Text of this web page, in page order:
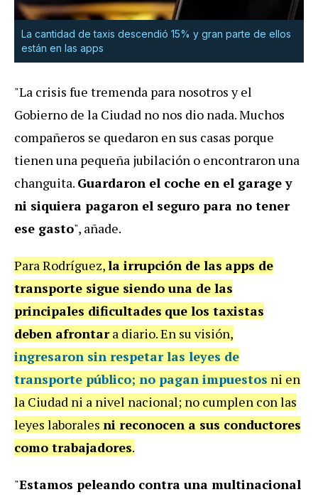
La cantidad de taxis descendió 15% y gran parte de ellos
están en las apps
"La crisis fue tremenda para nosotros y el
Gobierno de la Ciudad no nos dio nada. Muchos
compañeros se quedaron en sus casas porque
tienen una pequeña jubilación o encontraron una
changuita. Guardaron el coche en el garage y
ni siquiera pagaron el seguro para no tener
ese gasto", añade.
Para Rodríguez,la irrupción de las apps de
transporte sigue siendo una de las
principales dificultades que los taxistas
deben afrontara diario. En su visión,
ingresaron sin respetar las leyes de
transporte público; no pagan impuestos ni en
la Ciudad ni a nivel nacional; no cumplen con las
leyes laborales ni reconocen a sus conductores
como trabajadores.
"Estamos peleando contra una multinacional